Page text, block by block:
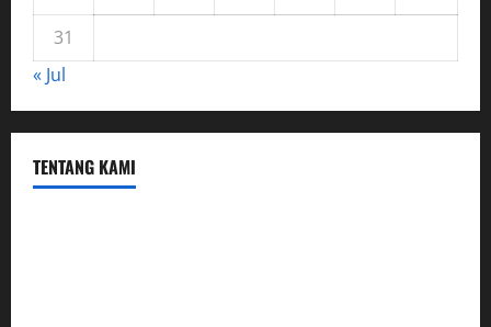
31
« Jul
TENTANG KAMI